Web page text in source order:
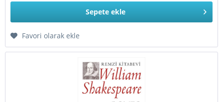
Sepete ekle
Favori olarak ekle